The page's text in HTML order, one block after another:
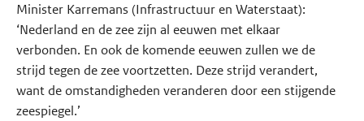
Minister Karremans (Infrastructuur en Waterstaat):
‘Nederland en de zee zijn al eeuwen met elkaar
verbonden. En ook de komende eeuwen zullen we de
strijd tegen de zee voortzetten. Deze strijd verandert,
want de omstandigheden veranderen door een stijgende
zeespiegel.’